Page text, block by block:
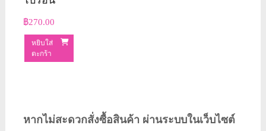
฿270.00
หยิบใส่
ตะกร้า
หากไม่สะดวกสั่งซื้อสินค้า ผ่านระบบในเว็บไซต์